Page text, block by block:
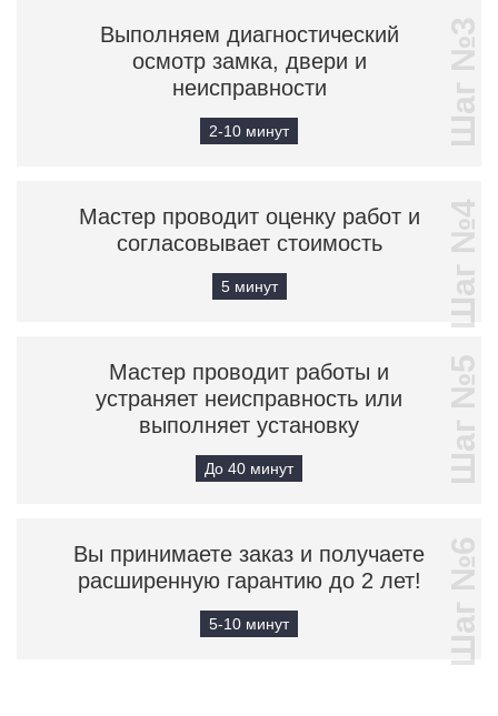
Выполняем диагностический
осмотр замка, двери и
неисправности
2-10 минут Шаг №3
Мастер проводит оценку работ и
согласовывает стоимость
5 минут Шаг №4
Мастер проводит работы и
устраняет неисправность или
выполняет установку
До 40 минут Шаг №5
Вы принимаете заказ и получаете
расширенную гарантию до 2 лет!
5-10 минут Шаг №6